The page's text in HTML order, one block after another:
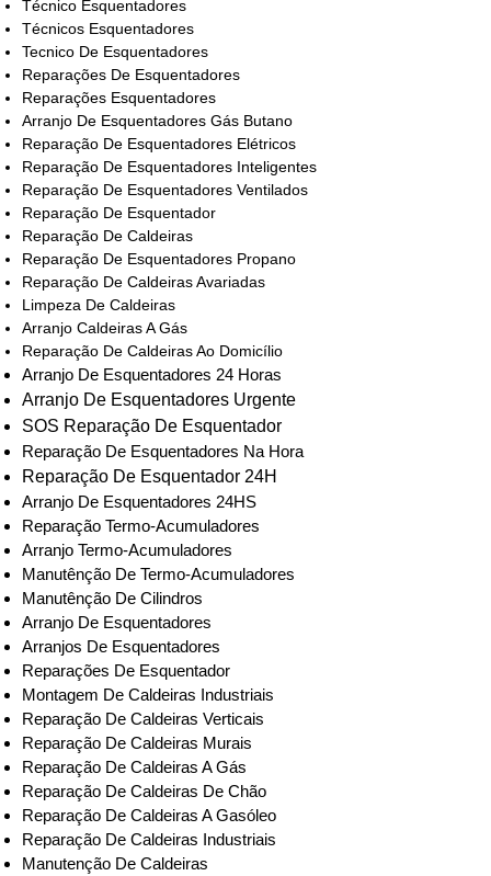
Técnico Esquentadores
Técnicos Esquentadores
Tecnico De Esquentadores
Reparações De Esquentadores
Reparações Esquentadores
Arranjo De Esquentadores Gás Butano
Reparação De Esquentadores Elétricos
Reparação De Esquentadores Inteligentes
Reparação De Esquentadores Ventilados
Reparação De Esquentador
Reparação De Caldeiras
Reparação De Esquentadores Propano
Reparação De Caldeiras Avariadas
Limpeza De Caldeiras
Arranjo Caldeiras A Gás
Reparação De Caldeiras Ao Domicílio
Arranjo De Esquentadores 24 Horas
Arranjo De Esquentadores Urgente
SOS Reparação De Esquentador
Reparação De Esquentadores Na Hora
Reparação De Esquentador 24H
Arranjo De Esquentadores 24HS
Reparação Termo-Acumuladores
Arranjo Termo-Acumuladores
Manutênção De Termo-Acumuladores
Manutênção De Cilindros
Arranjo De Esquentadores
Arranjos De Esquentadores
Reparações De Esquentador
Montagem De Caldeiras Industriais
Reparação De Caldeiras Verticais
Reparação De Caldeiras Murais
Reparação De Caldeiras A Gás
Reparação De Caldeiras De Chão
Reparação De Caldeiras A Gasóleo
Reparação De Caldeiras Industriais
Manutenção De Caldeiras